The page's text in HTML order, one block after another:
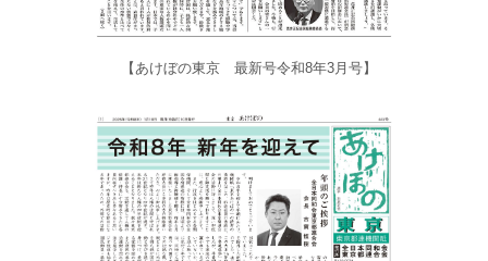
【あけぼの東京 最新号令和8年3月号】